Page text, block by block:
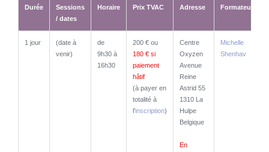
Durée
Sessions
/ dates
Horaire Prix TVAC Adresse Formateurs
/ dates
1 jour
(date à
venir)
de
9h30 à
16h30
200 € ou
180 € si
paiement
hâtif
(à payer en
totalité à
l'inscription)
Centre
Oxyzen
Avenue
Reine
Astrid 55
1310 La
Hulpe
Belgique
En
Michelle
Shenhav